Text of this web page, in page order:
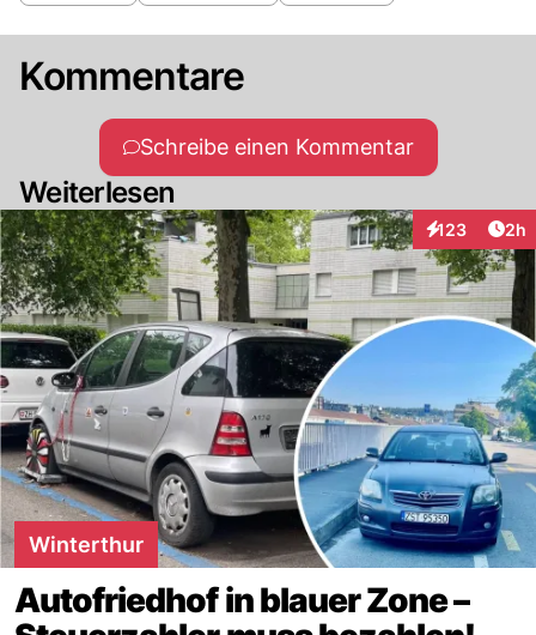
Kommentare
Schreibe einen Kommentar
Weiterlesen
123
Interaktionen
2h
Winterthur
Autofriedhof in blauer Zone –